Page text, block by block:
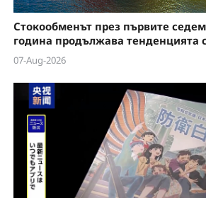
Стокообменът през първите
година продължава тенденцията
07-Aug-2026